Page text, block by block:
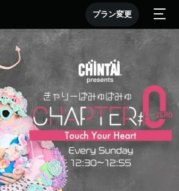
プラン変更